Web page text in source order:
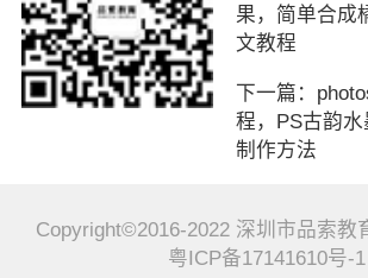
果，简单合成
文教程
下一篇：
程，PS古韵
制作方法
Copyright©2016-2022 深圳市品索教
粤ICP备17141610号-1